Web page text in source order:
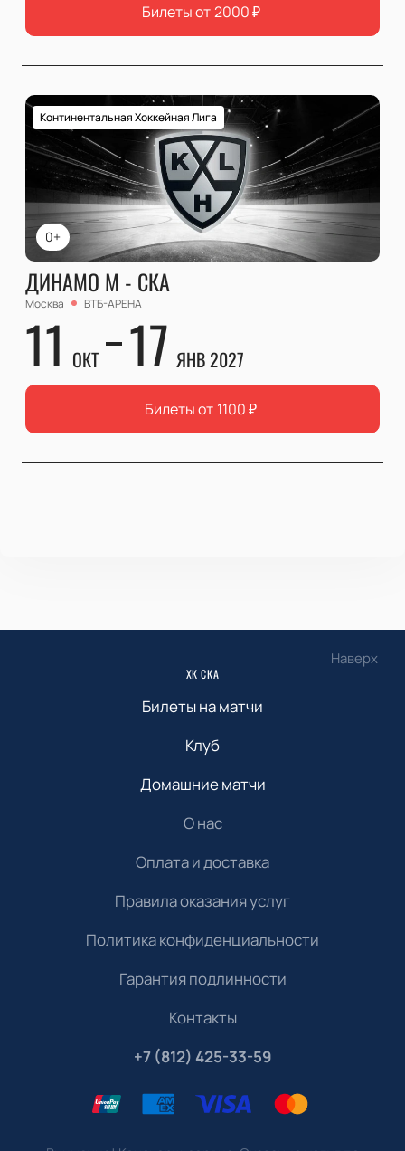
Билеты от 2000₽
0+
Континентальная Хоккейная Лига
ДИНАМО М - СКА
Москва ВТБ-АРЕНА
11 ОКТ 17 ЯНВ 2027
Билеты от 1100₽
Наверх
ХК СКА
Билеты на матчи
Клуб
Домашние матчи
О нас
Оплата и доставка
Правила оказания услуг
Политика конфиденциальности
Гарантия подлинности
Контакты
+7 (812) 425-33-59